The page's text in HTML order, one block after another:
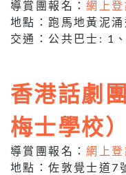
導賞團報名：網上登
地點：跑馬地黃泥
交通：公共巴士: 1
香港話劇
梅士學校）
導賞團報名：網上登
地點：佐敦覺士道7